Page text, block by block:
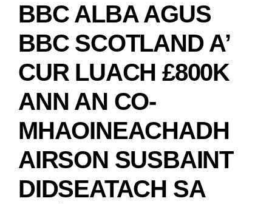
BBC ALBA AGUS
BBC SCOTLAND A’
CUR LUACH £800K
ANN AN CO-
MHAOINEACHADH
AIRSON SUSBAINT
DIDSEATACH SA